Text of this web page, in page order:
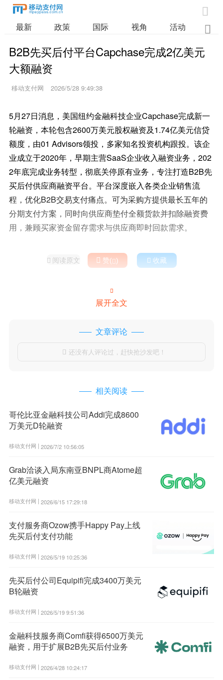

最新 政策 国际 视角 活动 业

B2B先买后付平台Capchase完成2亿美元
大额融资
移动支付网 2026/5/28 9:49:38
5月27日消息，美国纽约金融科技企业Capchase完成新一
轮融资，本轮包含2600万美元股权融资及1.74亿美元信贷
额度，由01 Advisors领投，多家知名投资机构跟投。该企
业成立于2020年，早期主营SaaS企业收入融资业务，202
2年底完成业务转型，彻底关停原有业务，专注打造B2B先
买后付供应商融资平台。平台深度嵌入各类企业销售流
程，优化B2B交易支付痛点。可为采购方提供最长五年的
分期支付方案，同时向供应商垫付全额货款并扣除融资费
用，兼顾买家资金留存需求与供应商即时回款需求。
 阅读原文  赞()  收藏

展开全文
文章评论
 还没有人评论过，赶快抢沙发吧！
相关阅读
哥伦比亚金融科技公司Addi完成8600
万美元D轮融资
移动支付网 | 2026/7/2 10:56:05
Grab洽谈入局东南亚BNPL商Atome超
亿美元融资
移动支付网 | 2026/6/15 17:29:18
支付服务商Ozow携手Happy Pay上线
先买后付支付功能
移动支付网 | 2026/5/19 10:25:36
先买后付公司Equipifi完成3400万美元
B轮融资
移动支付网 | 2026/5/19 9:51:36
金融科技服务商Comfi获得6500万美元
融资，用于扩展B2B先买后付业务
移动支付网 | 2026/4/28 10:24:17